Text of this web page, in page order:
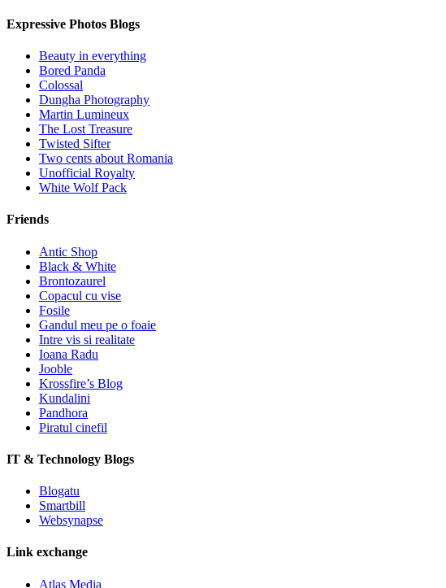
Expressive Photos Blogs
Beauty in everything
Bored Panda
Colossal
Dungha Photography
Martin Lumineux
The Lost Treasure
Twisted Sifter
Two cents about Romania
Unofficial Royalty
White Wolf Pack
Friends
Antic Shop
Black & White
Brontozaurel
Copacul cu vise
Fosile
Gandul meu pe o foaie
Intre vis si realitate
Ioana Radu
Jooble
Krossfire’s Blog
Kundalini
Pandhora
Piratul cinefil
IT & Technology Blogs
Blogatu
Smartbill
Websynapse
Link exchange
Atlas Media